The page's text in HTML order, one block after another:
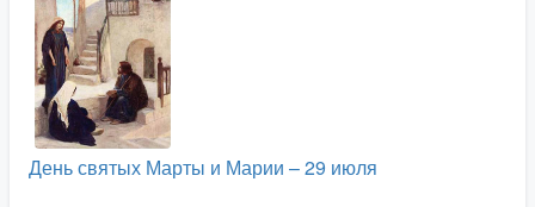
День святых Марты и Марии – 29 июля